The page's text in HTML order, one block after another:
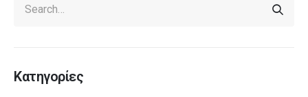
Κατηγορίες